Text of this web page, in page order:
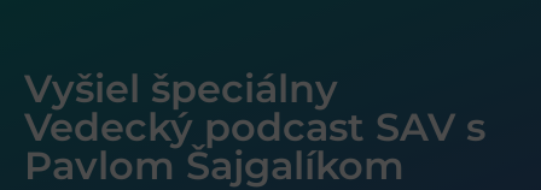
Vyšiel špeciálny
Vedecký podcast SAV s
Pavlom Šajgalíkom